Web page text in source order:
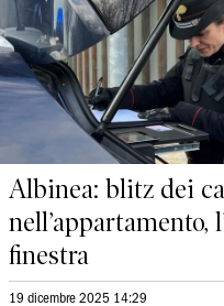
Albinea: blitz dei
nell’appartamento,
finestra
19 dicembre 2025 14:29